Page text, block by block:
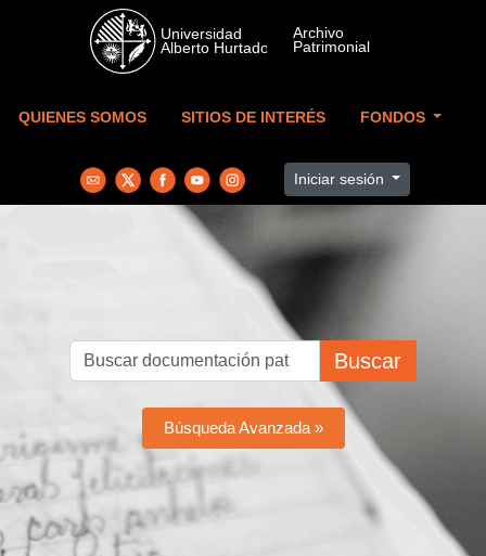
Skip to main content
QUIENES SOMOS SITIOS DE INTERÉS FONDOS
Iniciar sesión
Buscar
Búsqueda Avanzada »